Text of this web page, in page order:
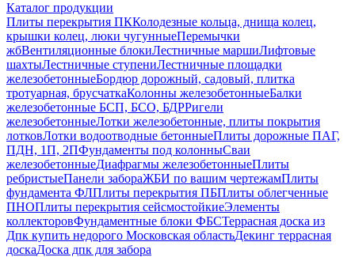
Каталог продукции
Плиты перекрытия ПККолодезные кольца, днища колец,
крышки колец, люки чугунныеПеремычки
жбВентиляционные блокиЛестничные маршиЛифтовые
шахтыЛестничные ступениЛестничные площадки
железобетонныеБордюр дорожный, садовый, плитка
тротуарная, брусчаткаКолонны железобетонныеБалки
железобетонные БСП, БСО, БДРРигели
железобетонныеЛотки железобетонные, плиты покрытия
лотковЛотки водоотводные бетонныеПлиты дорожные ПАГ,
ПДН, 1П, 2ПФундаменты под колонныСваи
железобетонныеДиафрагмы железобетонныеПлиты
ребристыеПанели забораЖБИ по вашим чертежамПлиты
фундамента ФЛПлиты перекрытия ПБПлиты облегченные
ПНОПлиты перекрытия сейсмостойкиеЭлементы
коллекторовФундаментные блоки ФБСТеррасная доска из
Дпк купить недорого Московская областьДекинг террасная
доскаДоска дпк для забора